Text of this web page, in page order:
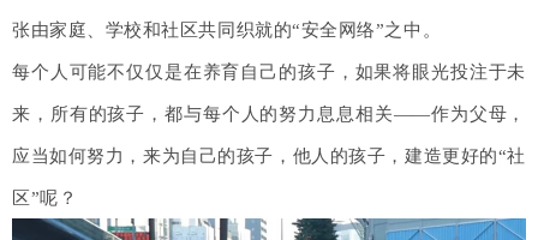
张由家庭、学校和社区共同织就的“安全网络”之中。
每个人可能不仅仅是在养育自己的孩子，如果将眼光投注于未
来，所有的孩子，都与每个人的努力息息相关——作为父母，
应当如何努力，来为自己的孩子，他人的孩子，建造更好的“社
区”呢？